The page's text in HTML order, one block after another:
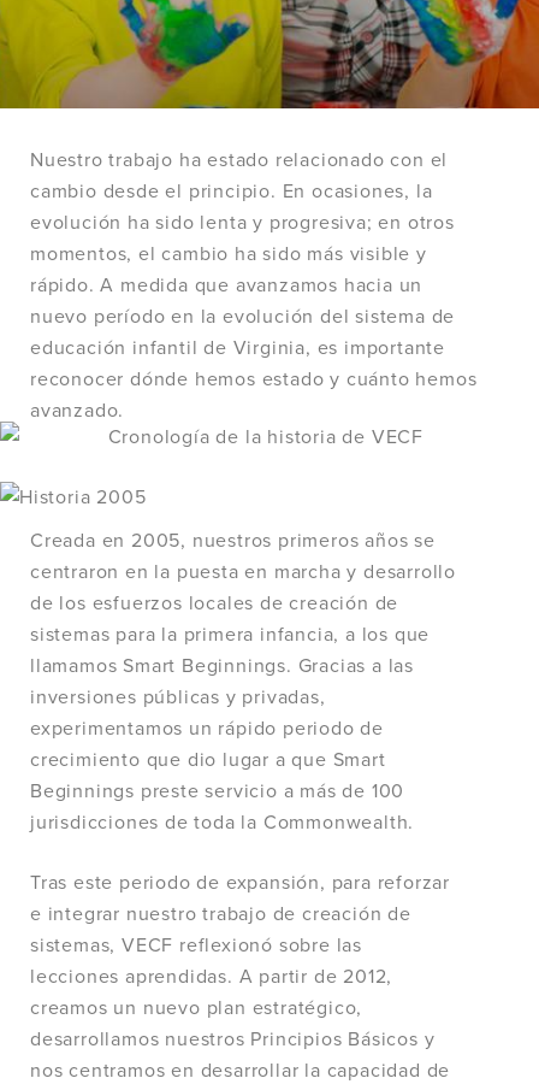
Nuestro trabajo ha estado relacionado con el
cambio desde el principio. En ocasiones, la
evolución ha sido lenta y progresiva; en otros
momentos, el cambio ha sido más visible y
rápido. A medida que avanzamos hacia un
nuevo período en la evolución del sistema de
educación infantil de Virginia, es importante
reconocer dónde hemos estado y cuánto hemos
avanzado.
Creada en 2005, nuestros primeros años se
centraron en la puesta en marcha y desarrollo
de los esfuerzos locales de creación de
sistemas para la primera infancia, a los que
llamamos Smart Beginnings. Gracias a las
inversiones públicas y privadas,
experimentamos un rápido periodo de
crecimiento que dio lugar a que Smart
Beginnings preste servicio a más de 100
jurisdicciones de toda la Commonwealth.
Tras este periodo de expansión, para reforzar
e integrar nuestro trabajo de creación de
sistemas, VECF reflexionó sobre las
lecciones aprendidas. A partir de 2012,
creamos un nuevo plan estratégico,
desarrollamos nuestros Principios Básicos y
nos centramos en desarrollar la capacidad de